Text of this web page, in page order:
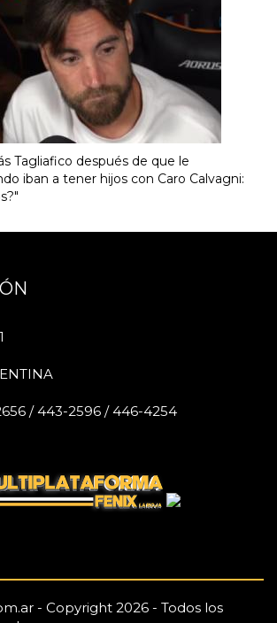
Tagliafico después de que le
iban a tener hijos con Caro Calvagni:
/ 443-2596 / 446-4254
- Copyright 2026 - Todos los